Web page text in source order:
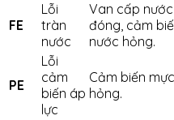
FE
Lỗi
tràn
nước
Van cấp
đóng, cảm
nước hỏng.
PE
Lỗi
cảm
biến áp
lực
Cảm biến
hỏng.